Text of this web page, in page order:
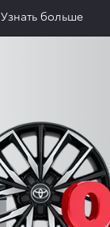
Узнать больше